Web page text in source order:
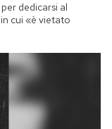
dedicarsi al
cui «è vietato